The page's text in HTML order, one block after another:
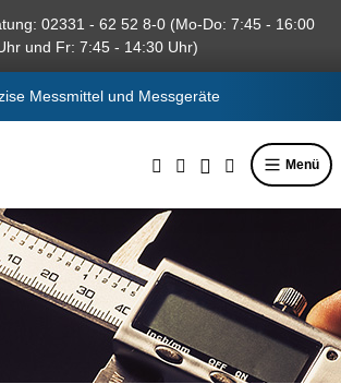
02331 - 62 52 8-0 (Mo-Do: 7:45 - 16:00
und Fr: 7:45 - 14:30 Uhr)
Messmittel und Messgeräte
Menü